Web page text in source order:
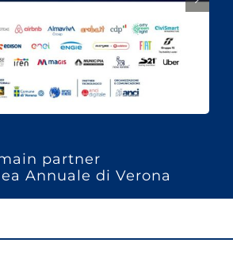
partner
Annuale di Verona